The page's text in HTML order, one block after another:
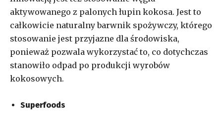
aktywowanego z palonych łupin kokosa. Jest to
całkowicie naturalny barwnik spożywczy, którego
stosowanie jest przyjazne dla środowiska,
ponieważ pozwala wykorzystać to, co dotychczas
stanowiło odpad po produkcji wyrobów
kokosowych.
Superfoods